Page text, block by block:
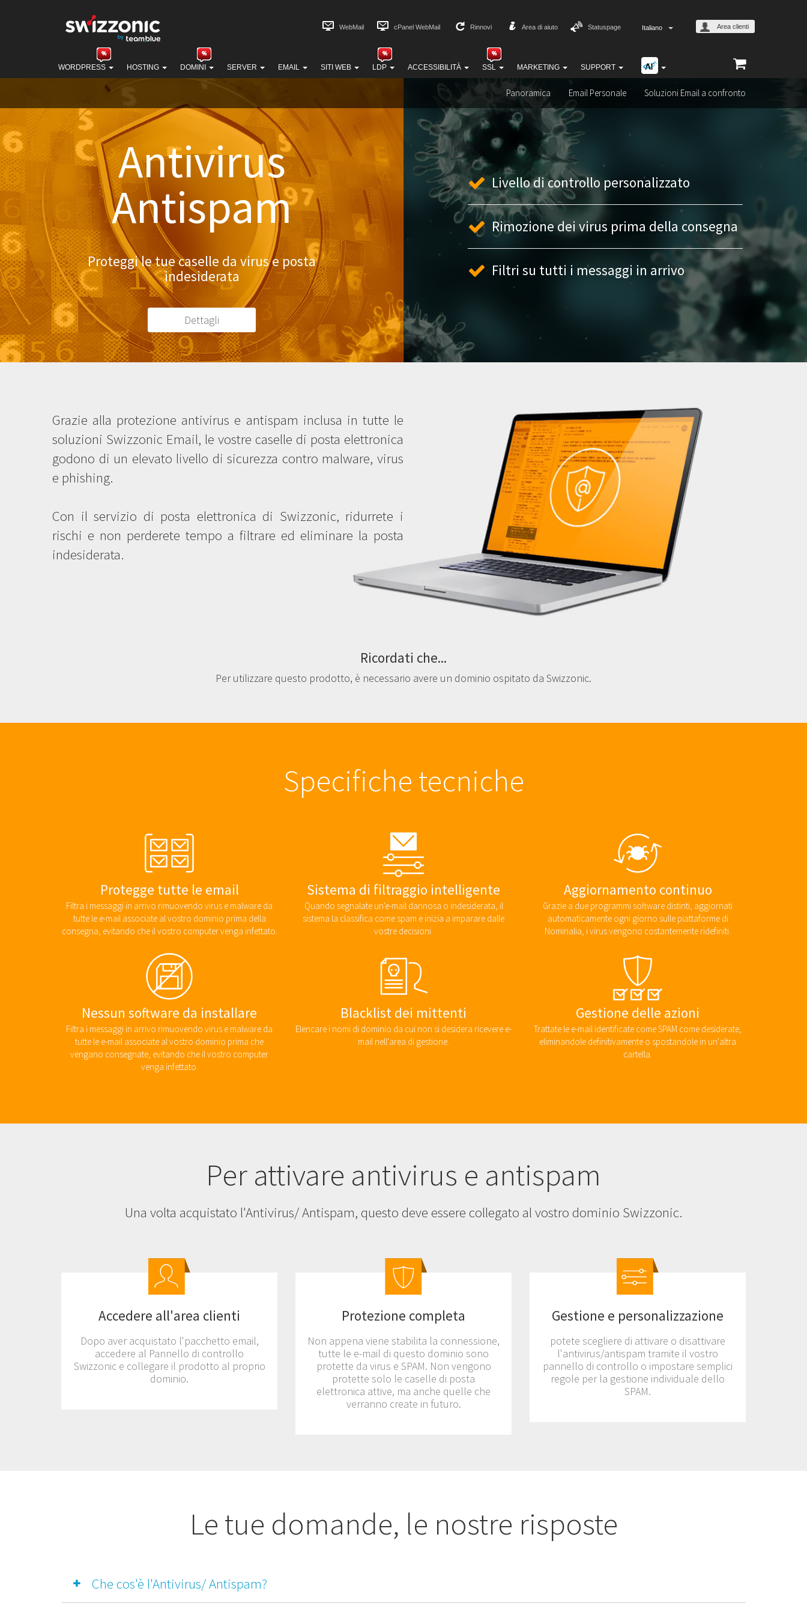
WORDPRESS HOSTING DOMINI SERVER EMAIL SITI WEB LDP ACCESSIBILITÀ SSL MARKETING SUPPORT
WebMail cPanel WebMail Rinnovi Area di aiuto Statuspage Italiano Area clienti
Panoramica Email Personale Soluzioni Email a confronto
Antivirus
Antispam
Proteggi le tue caselle da virus e posta
indesiderata
Dettagli
Livello di controllo personalizzato
Rimozione dei virus prima della consegna
Filtri su tutti i messaggi in arrivo
Grazie alla protezione antivirus e antispam inclusa in tutte le
soluzioni Swizzonic Email, le vostre caselle di posta elettronica
godono di un elevato livello di sicurezza contro malware, virus
e phishing.
Con il servizio di posta elettronica di Swizzonic, ridurrete i
rischi e non perderete tempo a filtrare ed eliminare la posta
indesiderata.
Ricordati che...
Per utilizzare questo prodotto, è necessario avere un dominio ospitato da Swizzonic.
Specifiche tecniche
Protegge tutte le email
Filtra i messaggi in arrivo rimuovendo virus e malware da
tutte le e-mail associate al vostro dominio prima della
consegna, evitando che il vostro computer venga infettato.
Sistema di filtraggio intelligente
Quando segnalate un'e-mail dannosa o indesiderata, il
sistema la classifica come spam e inizia a imparare dalle
vostre decisioni.
Aggiornamento continuo
Grazie a due programmi software distinti, aggiornati
automaticamente ogni giorno sulle piattaforme di
Nominalia, i virus vengono costantemente ridefiniti.
Nessun software da installare
Filtra i messaggi in arrivo rimuovendo virus e malware da
tutte le e-mail associate al vostro dominio prima che
vengano consegnate, evitando che il vostro computer
venga infettato.
Blacklist dei mittenti
Elencare i nomi di dominio da cui non si desidera ricevere e-
mail nell'area di gestione.
Gestione delle azioni
Trattate le e-mail identificate come SPAM come desiderate,
eliminandole definitivamente o spostandole in un'altra
cartella.
Per attivare antivirus e antispam
Una volta acquistato l'Antivirus/ Antispam, questo deve essere collegato al vostro dominio Swizzonic.
Accedere all'area clienti
Dopo aver acquistato l'pacchetto email,
accedere al Pannello di controllo
Swizzonic e collegare il prodotto al proprio
dominio.
Protezione completa
Non appena viene stabilita la connessione,
tutte le e-mail di questo dominio sono
protette da virus e SPAM. Non vengono
protette solo le caselle di posta
elettronica attive, ma anche quelle che
verranno create in futuro.
Gestione e personalizzazione
potete scegliere di attivare o disattivare
l'antivirus/antispam tramite il vostro
pannello di controllo o impostare semplici
regole per la gestione individuale dello
SPAM.
Le tue domande, le nostre risposte
Che cos'è l'Antivirus/ Antispam?